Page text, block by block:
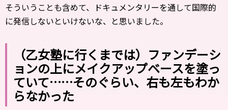
そういうことも含めて、ドキュメンタリーを通して国際的
に発信しないといけないな、と思いました。
（乙女塾に行くまでは）ファンデーシ
ョンの上にメイクアップベースを塗っ
ていて……そのぐらい、右も左もわか
らなかった